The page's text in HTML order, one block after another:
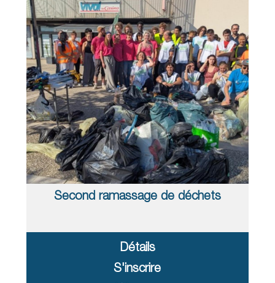
Second ramassage de déchets
Détails
S'inscrire